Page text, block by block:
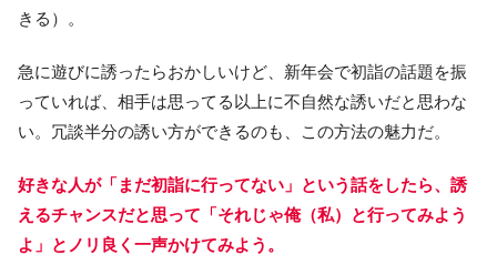
きる）。
急に遊びに誘ったらおかしいけど、新年会で初詣の話題を振
っていれば、相手は思ってる以上に不自然な誘いだと思わな
い。冗談半分の誘い方ができるのも、この方法の魅力だ。
好きな人が「まだ初詣に行ってない」という話をしたら、誘
えるチャンスだと思って「それじゃ俺（私）と行ってみよう
よ」とノリ良く一声かけてみよう。